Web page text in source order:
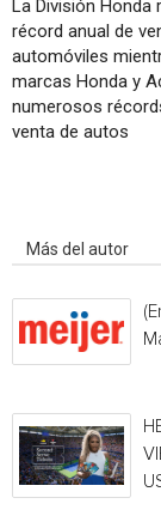
La División Honda
récord anual de
automóviles
marcas Honda y
numerosos
venta de autos
Más del autor